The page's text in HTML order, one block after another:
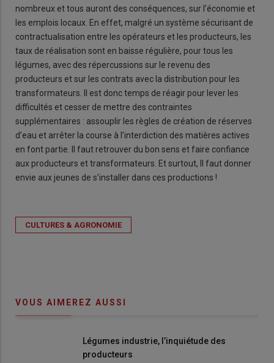
nombreux et tous auront des conséquences, sur l’économie et
les emplois locaux. En effet, malgré un système sécurisant de
contractualisation entre les opérateurs et les producteurs, les
taux de réalisation sont en baisse régulière, pour tous les
légumes, avec des répercussions sur le revenu des
producteurs et sur les contrats avec la distribution pour les
transformateurs. Il est donc temps de réagir pour lever les
difficultés et cesser de mettre des contraintes
supplémentaires : assouplir les règles de création de réserves
d’eau et arrêter la course à l’interdiction des matières actives
en font partie. Il faut retrouver du bon sens et faire confiance
aux producteurs et transformateurs. Et surtout, Il faut donner
envie aux jeunes de s’installer dans ces productions !
CULTURES & AGRONOMIE
VOUS AIMEREZ AUSSI
Légumes industrie, l’inquiétude des
producteurs